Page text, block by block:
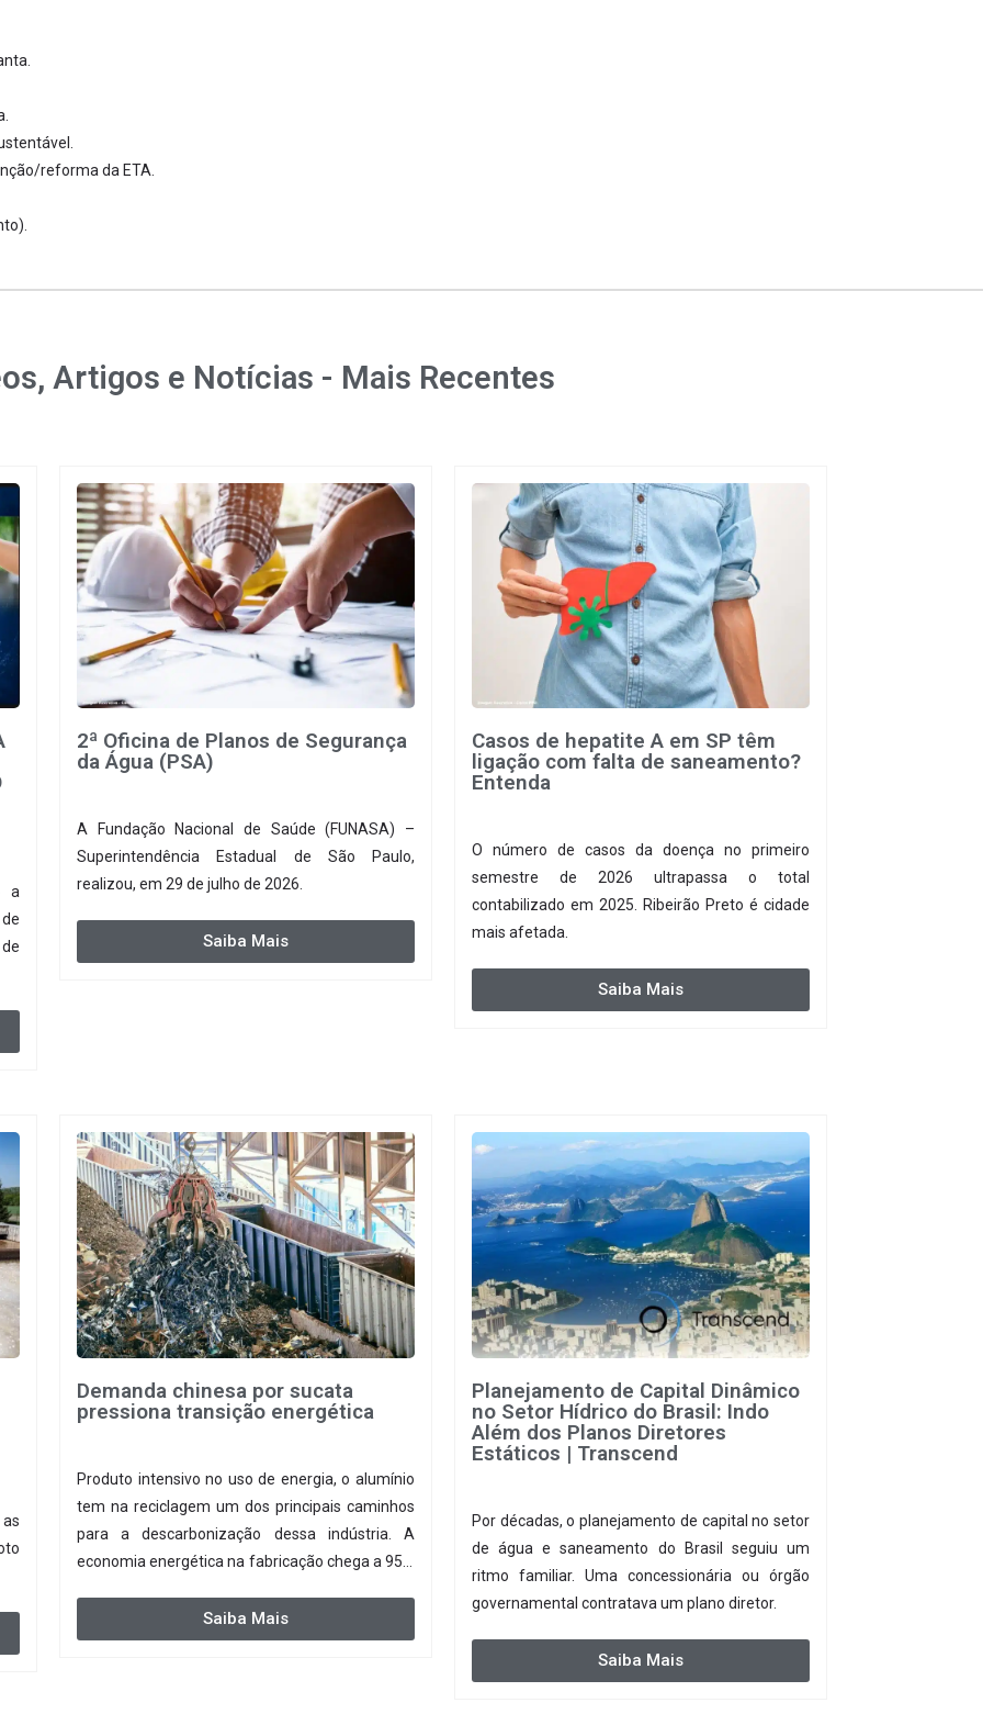
reforma da ETA.
Artigos e Notícias - Mais Recentes
a
2ª Oficina de Planos de Segurança
da Água (PSA)
A Fundação Nacional de Saúde (FUNASA) –
Superintendência Estadual de São Paulo,
realizou, em 29 de julho de 2026.
Saiba Mais
Casos de hepatite A em SP têm
ligação com falta de saneamento?
Entenda
O número de casos da doença no primeiro
semestre de 2026 ultrapassa o total
contabilizado em 2025. Ribeirão Preto é cidade
mais afetada.
Saiba Mais
Demanda chinesa por sucata
pressiona transição energética
Produto intensivo no uso de energia, o alumínio
tem na reciclagem um dos principais caminhos
para a descarbonização dessa indústria. A
economia energética na fabricação chega a 95%
produção de um alumínio mais limpo, no
entanto, tem esbarrado em dificuldade de
Saiba Mais
Planejamento de Capital Dinâmico
no Setor Hídrico do Brasil: Indo
Além dos Planos Diretores
Estáticos | Transcend
Por décadas, o planejamento de capital no setor
de água e saneamento do Brasil seguiu um
ritmo familiar. Uma concessionária ou órgão
governamental contratava um plano diretor.
Saiba Mais